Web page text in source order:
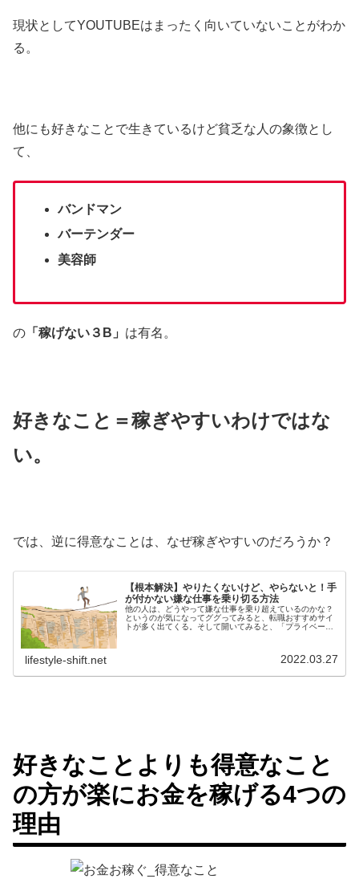
現状としてYOUTUBEはまったく向いていないことがわか
る。
他にも好きなことで生きているけど貧乏な人の象徴とし
て、
バンドマン
バーテンダー
美容師
の 「稼げない３B」 は有名。
好きなこと＝稼ぎやすいわけではな
い。
では、逆に得意なことは、なぜ稼ぎやすいのだろうか？
【根本解決】やりたくないけど、やらないと！手
が付かない嫌な仕事を乗り切る方法
他の人は、どうやって嫌な仕事を乗り超えているのかな？
というのが気になってググってみると、転職おすすめサイ
トが多く出てくる。そして開いてみると、「プライベート
lifestyle-shift.net 2022.03.27
好きなことよりも得意なこと
の方が楽にお金を稼げる4つの
理由